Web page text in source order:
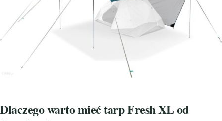
Dlaczego warto mieć tarp Fresh XL od